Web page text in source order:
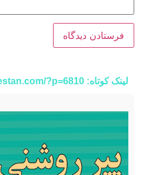
لینک کوتاه: https://kabulestan.com/?p=6810